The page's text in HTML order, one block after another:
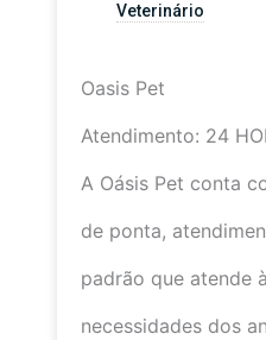
Veterinário
Oasis Pet
Atendimento: 24
A Oásis Pet conta
de ponta,
padrão que atende
necessidades dos